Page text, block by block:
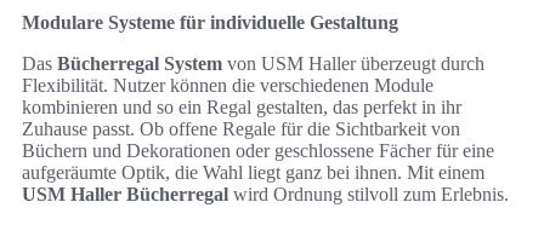
Modulare Systeme für individuelle Gestaltung
Das Bücherregal System von USM Haller überzeugt durch
Flexibilität. Nutzer können die verschiedenen Module
kombinieren und so ein Regal gestalten, das perfekt in ihr
Zuhause passt. Ob offene Regale für die Sichtbarkeit von
Büchern und Dekorationen oder geschlossene Fächer für eine
aufgeräumte Optik, die Wahl liegt ganz bei ihnen. Mit einem
USM Haller Bücherregal wird Ordnung stilvoll zum Erlebnis.